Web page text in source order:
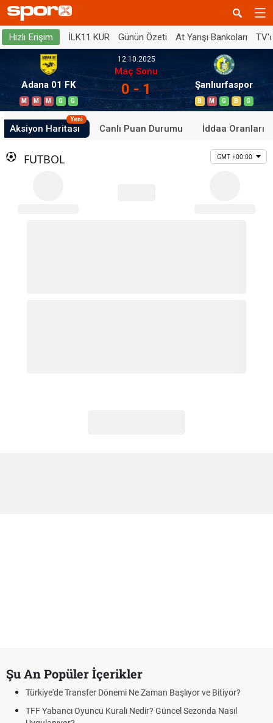
Hızlı Erişim İLK11 KUR Günün Özeti At Yarışı Bankoları
Adana 01 FK
M M M G G
12.10.2025
Maç Sonu
0 - 1 Şanlıurfaspor
B M G B G
Aksiyon Haritası
Yeni
Canlı Puan Durumu İddaa Oranları
FUTBOL GMT +00:00
Şu An Popüler İçerikler
Türkiye'de Transfer Dönemi Ne Zaman Başlıyor ve Bitiyor?
TFF Yabancı Oyuncu Kuralı Nedir? Güncel Sezonda Nasıl